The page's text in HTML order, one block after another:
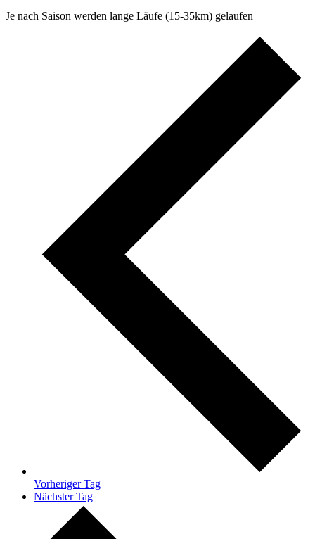
Je nach Saison werden lange Läufe (15-35km) gelaufen
Vorheriger Tag
Nächster Tag